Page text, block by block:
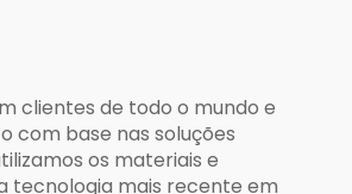
clientes de todo o mundo e
com base nas soluções
os materiais e
tecnologia mais recente em